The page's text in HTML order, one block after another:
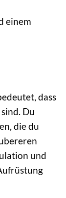
einem
dass
Du
die du
und